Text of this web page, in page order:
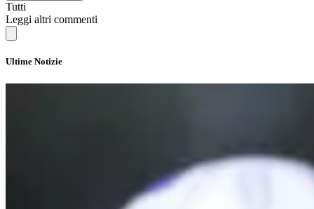
Tutti
Leggi altri commenti
Ultime Notizie